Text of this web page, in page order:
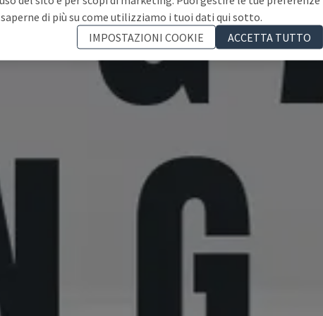
di più su come utilizziamo i tuoi dati qui sotto.
IMPOSTAZIONI COOKIE
ACCETTA TUTTO